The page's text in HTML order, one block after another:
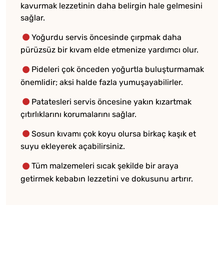
kavurmak lezzetinin daha belirgin hale gelmesini
sağlar.
Yoğurdu servis öncesinde çırpmak daha
pürüzsüz bir kıvam elde etmenize yardımcı olur.
Pideleri çok önceden yoğurtla buluşturmamak
önemlidir; aksi halde fazla yumuşayabilirler.
Patatesleri servis öncesine yakın kızartmak
çıtırlıklarını korumalarını sağlar.
Sosun kıvamı çok koyu olursa birkaç kaşık et
suyu ekleyerek açabilirsiniz.
Tüm malzemeleri sıcak şekilde bir araya
getirmek kebabın lezzetini ve dokusunu artırır.